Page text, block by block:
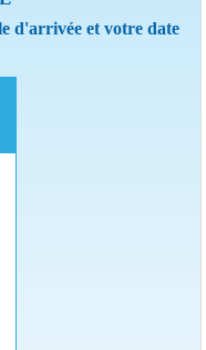
d'arrivée et votre date